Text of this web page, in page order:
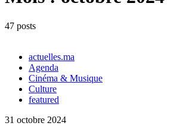
47 posts
actuelles.ma
Agenda
Cinéma & Musique
Culture
featured
31 octobre 2024